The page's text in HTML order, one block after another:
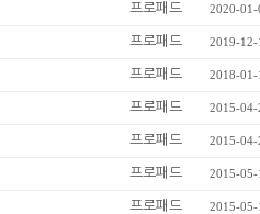
프로패드 2020-01-
프로패드 2019-12-
프로패드 2018-01-
프로패드 2015-04-
프로패드 2015-04-
프로패드 2015-05-
프로패드 2015-05-